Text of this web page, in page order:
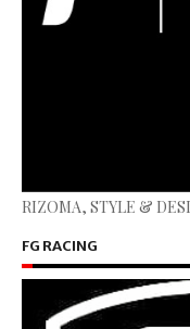
RIZOMA, STYLE &
FG RACING